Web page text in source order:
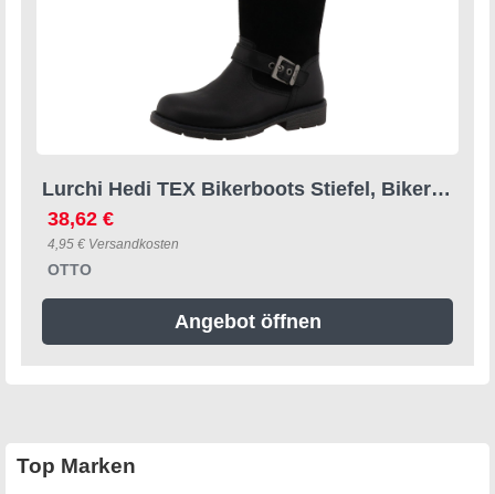
Lurchi Hedi TEX Bikerboots Stiefel, Bikerboots mit Tex-Ausstattung, Größenschablone zum Download
38,62 €
4,95 € Versandkosten
OTTO
Angebot öffnen
Top Marken